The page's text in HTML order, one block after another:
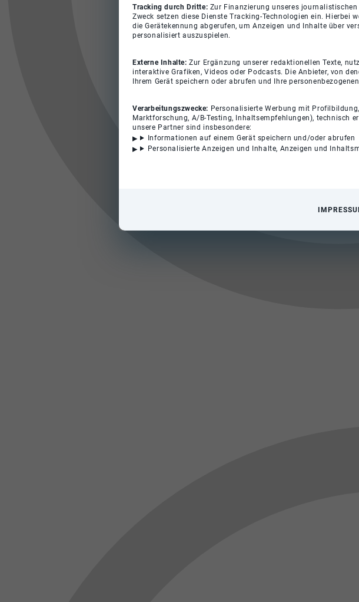
Tracking durch Dritte: Zur Finanzierung unseres
Zweck setzen diese Dienste Tracking-Technologien ein. Hierbei
die Gerätekennung abgerufen, um Anzeigen und Inhalte über
personalisiert auszuspielen.
Externe Inhalte:Zur Ergänzung unserer redaktionellen Texte,
interaktive Grafiken, Videos oder Podcasts. Die Anbieter, von
Ihrem Gerät speichern oder abrufen und Ihre
Verarbeitungszwecke: Personalisierte Werbung mit
Marktforschung, A/B-Testing, Inhaltsempfehlungen), technisch
unsere Partner sind insbesondere:
Informationen auf einem Gerät speichern und/oder abrufen
Personalisierte Anzeigen und Inhalte, Anzeigen und